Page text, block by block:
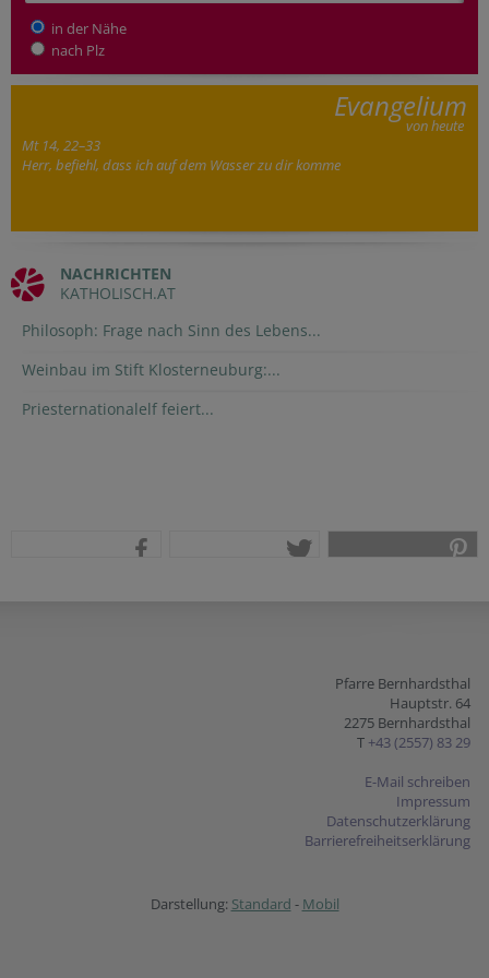
in der Nähe
nach Plz
Evangelium
von heute
Mt 14, 22–33
Herr, befiehl, dass ich auf dem Wasser zu dir komme
NACHRICHTEN
KATHOLISCH.AT
Philosoph: Frage nach Sinn des Lebens...
Weinbau im Stift Klosterneuburg:...
Priesternationalelf feiert...
Pfarre Bernhardsthal
Hauptstr. 64
2275 Bernhardsthal
T +43 (2557) 83 29
E-Mail schreiben
Impressum
Datenschutzerklärung
Barrierefreiheitserklärung
Darstellung: Standard - Mobil